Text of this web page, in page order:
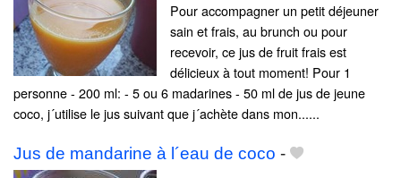
Pour accompagner un petit déjeuner
sain et frais, au brunch ou pour
recevoir, ce jus de fruit frais est
délicieux à tout moment! Pour 1
personne - 200 ml: - 5 ou 6 madarines - 50 ml de jus de jeune
coco, j´utilise le jus suivant que j´achète dans mon......
Jus de mandarine à l´eau de coco -